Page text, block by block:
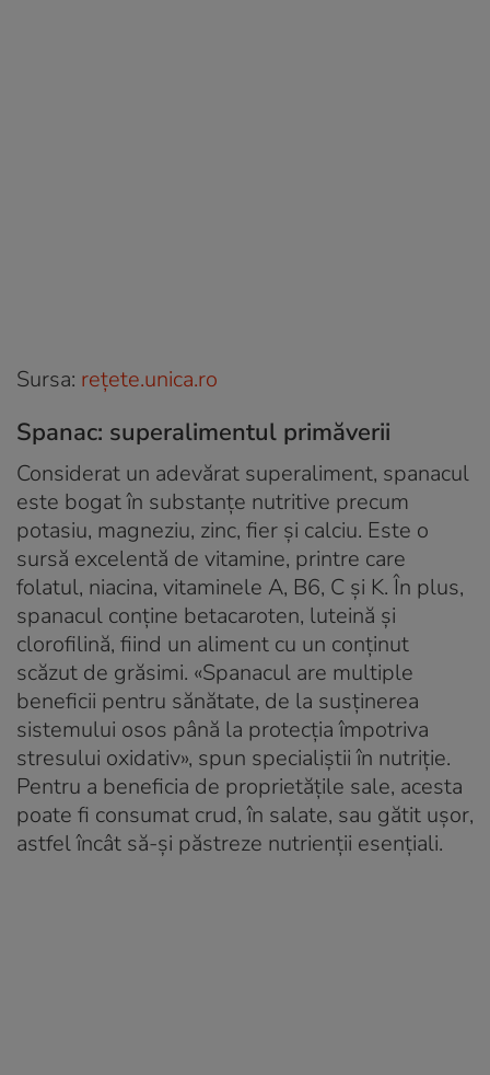
Sursa: reţete.unica.ro
Spanac: superalimentul primăverii
Considerat un adevărat superaliment, spanacul
este bogat în substanțe nutritive precum
potasiu, magneziu, zinc, fier și calciu. Este o
sursă excelentă de vitamine, printre care
folatul, niacina, vitaminele A, B6, C și K. În plus,
spanacul conține betacaroten, luteină și
clorofilină, fiind un aliment cu un conținut
scăzut de grăsimi. «Spanacul are multiple
beneficii pentru sănătate, de la susținerea
sistemului osos până la protecția împotriva
stresului oxidativ», spun specialiștii în nutriție.
Pentru a beneficia de proprietățile sale, acesta
poate fi consumat crud, în salate, sau gătit ușor,
astfel încât să-și păstreze nutrienții esențiali.